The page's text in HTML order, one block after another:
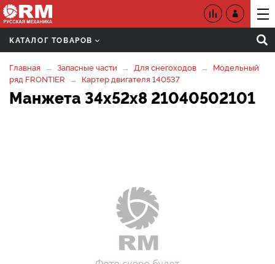
КАТАЛОГ ТОВАРОВ
Главная Запасные части Для снегоходов
Модельный
ряд FRONTIER
Картер двигателя 140537
Манжета 34x52x8 21040502101